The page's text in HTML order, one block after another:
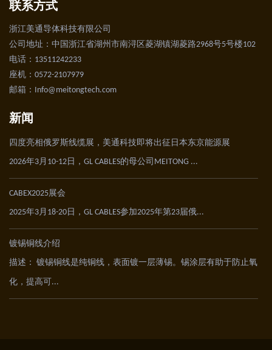
联系方式
浙江美通导体科技有限公司
公司地址：中国浙江省湖州市南浔区菱湖镇湖菱路2968号5号楼102
电话：13511242233
座机：0572-2107979
邮箱：Info@meitongtech.com
新闻
四度亮相俄罗斯线缆展，美通科技即将出征日本东京能源展
2026年3月10-12日，GL CABLES的母公司MEITONG ...
CABEX2025展会
2025年3月18-20日，GL CABLES参加2025年第23届俄...
镀锡铜线介绍
描述： 镀锡铜线是纯铜线，表面镀一层薄锡。锡涂层有助于防止氧
化，提高可...